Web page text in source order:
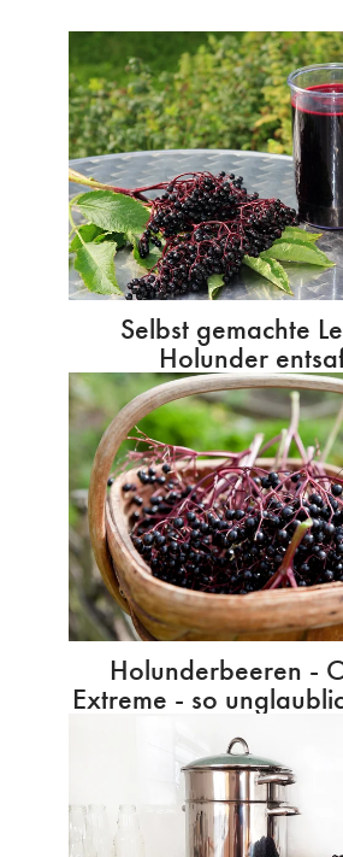
Selbst gemachte
Holunder
Holunderbeeren -
Extreme - so